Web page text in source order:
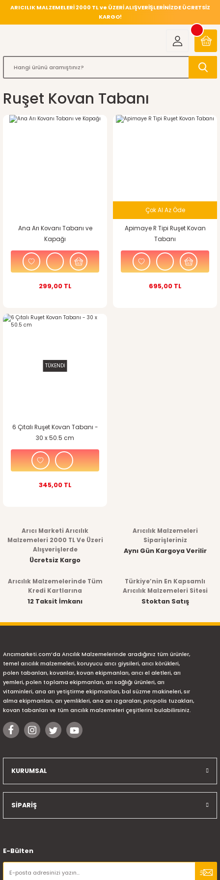
ARICILIK MALZEMELERİ 2000 TL ve ÜZERİ ALIŞVERİŞLERİNİZDE ÜCRETSİZ
KARGO!
Ruşet Kovan Tabanı
Ana Arı Kovanı Tabanı ve
Kapağı
299,00 TL
Çok Al Az Öde
Apimaye R Tipi Ruşet Kovan
Tabanı
695,00 TL
TÜKENDİ
6 Çıtalı Ruşet Kovan Tabanı -
30 x 50.5 cm
345,00 TL
Arıcı Marketi Arıcılık
Malzemeleri 2000 TL Ve Üzeri
Alışverişlerde
Ücretsiz Kargo
Arıcılık Malzemeleri
Siparişleriniz
Aynı Gün Kargoya Verilir
Arıcılık Malzemelerinde Tüm
Kredi Kartlarına
12 Taksit İmkanı
Türkiye’nin En Kapsamlı
Arıcılık Malzemeleri Sitesi
Stoktan Satış
Arıcımarketi.com’da Arıcılık Malzemelerinde aradığınız tüm ürünler,
temel arıcılık malzemeleri, koruyucu arıcı giysileri, arıcı körükleri,
polen tabanları, kovanlar, kovan ekipmanları, arıcı el aletleri, arı
yemleri, polen toplama ekipmanları, arı sağlığı ürünleri, arı
vitaminleri, ana arı yetiştirme ekipmanları, bal süzme makineleri, sır
alma ekipmanları, arı yemlikleri, ana arı ızgaraları, propolis tuzakları,
kovan tabanları ve tüm arıcılık malzemeleri çeşitlerini bulabilirsiniz.
KURUMSAL
SİPARİŞ
E-Bülten